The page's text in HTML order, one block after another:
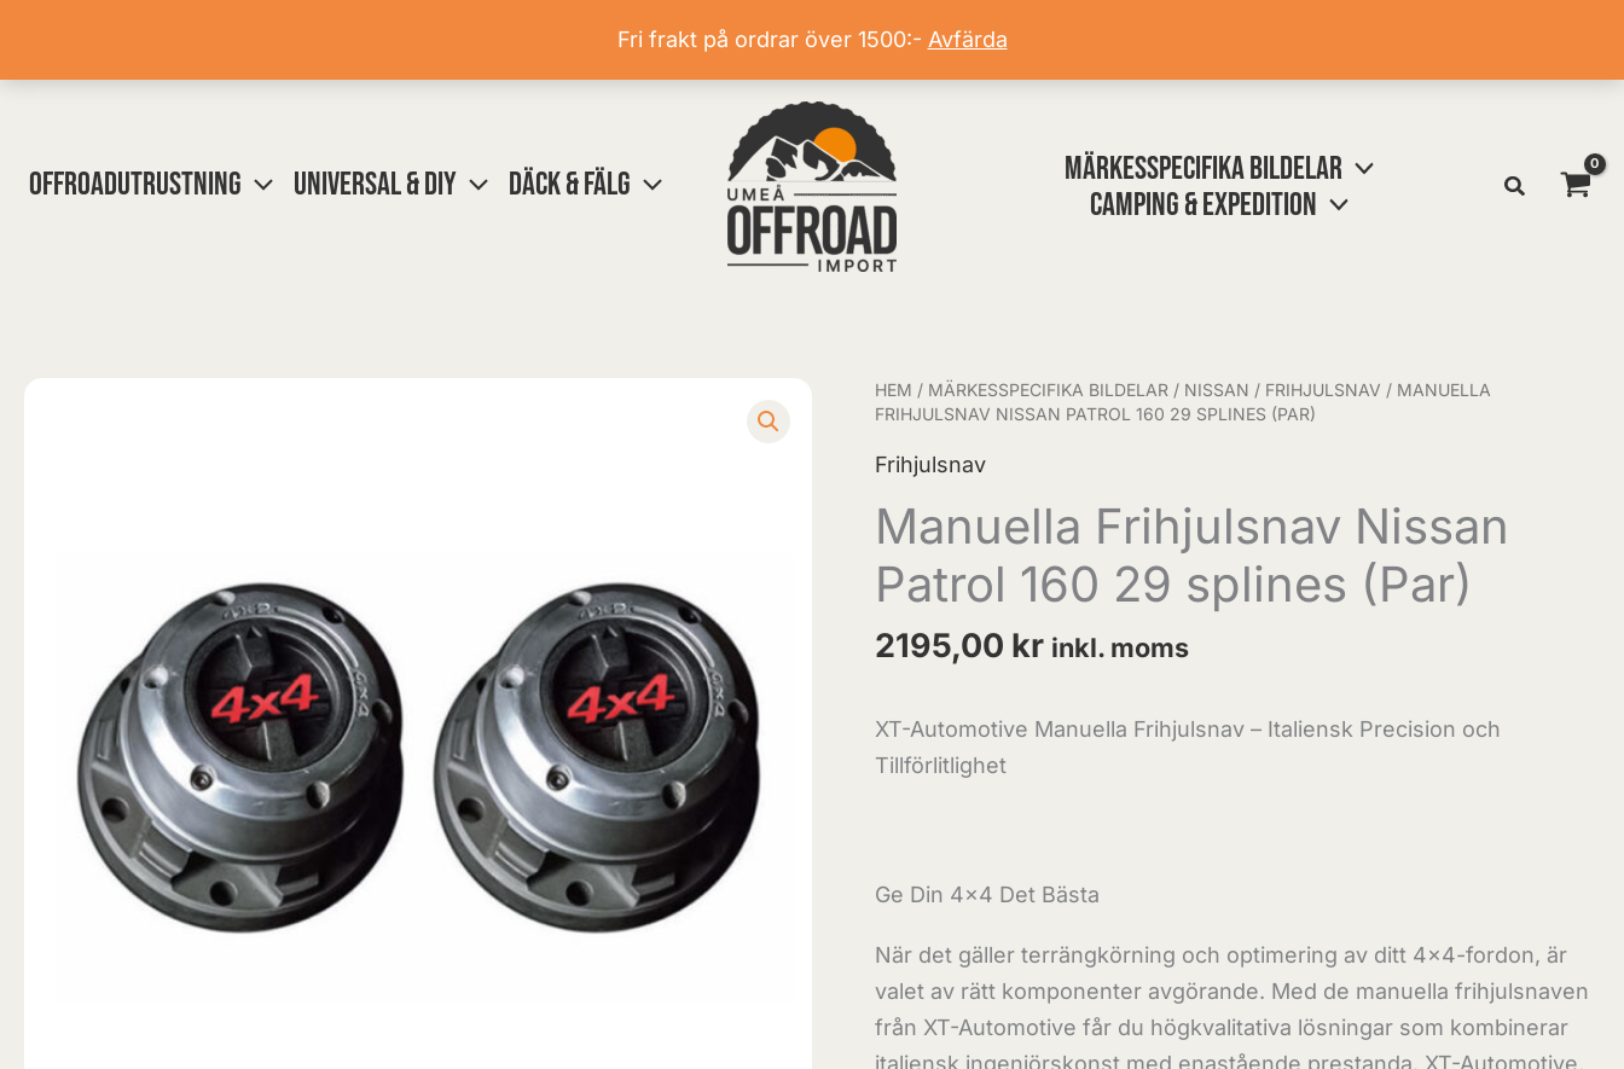
Fri frakt på ordrar över 1500:- Avfärda
OFFROADUTRUSTNING UNIVERSAL & DIY DÄCK & FÄLG
MÄRKESSPECIFIKA BILDELAR
CAMPING & EXPEDITION
HEM / MÄRKESSPECIFIKA BILDELAR / NISSAN / FRIHJULSNAV / MANUELLA
FRIHJULSNAV NISSAN PATROL 160 29 SPLINES (PAR)
Frihjulsnav
Manuella Frihjulsnav Nissan
Patrol 160 29 splines (Par)
2195,00 kr inkl. moms
XT-Automotive Manuella Frihjulsnav – Italiensk Precision och
Tillförlitlighet
Ge Din 4×4 Det Bästa
När det gäller terrängkörning och optimering av ditt 4×4-fordon, är
valet av rätt komponenter avgörande. Med de manuella frihjulsnaven
från XT-Automotive får du högkvalitativa lösningar som kombinerar
italiensk ingenjörskonst med enastående prestanda. XT-Automotive,
Manuella
Nissan
Patrol
160
29
(Par)